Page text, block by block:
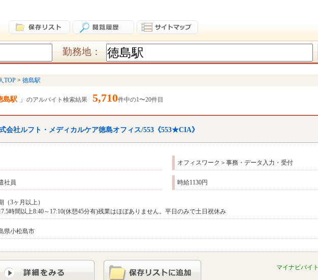
勤務地：
TOP 徳島駅
島駅 のアルバイト検索結果 5,710件中の1〜20件目
会社ルフト・メディカルケア徳島オフィス/553《553★CIA》
オフィスワーク＞事務・データ入力・受付
社員 時給1130円
（3ヶ月以上）
7.5時間以上8:40～17:10(休憩45分有)残業はほぼありません。平日のみで土日祝休み
県小松島市
マイナビバイト